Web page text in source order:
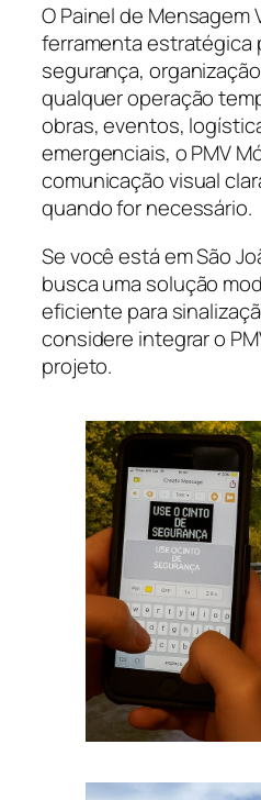
O Painel de Mensagem
ferramenta estratégica
segurança,
qualquer operação
obras, eventos,
emergenciais, o PMV
comunicação visual
quando for necessário.
Se você está em São
busca uma solução
eficiente para
considere integrar o
projeto.